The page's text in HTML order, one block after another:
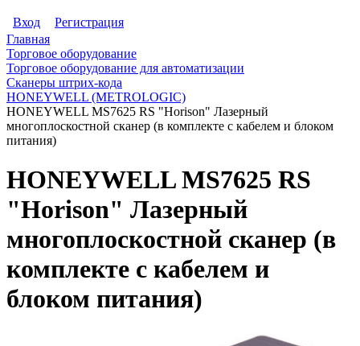
Вход
Регистрация
Главная
Торговое оборудование
Торговое оборудование для автоматизации
Сканеры штрих-кода
HONEYWELL (METROLOGIC)
HONEYWELL MS7625 RS "Horison" Лазерный
многоплоскостной сканер (в комплекте с кабелем и блоком
питания)
HONEYWELL MS7625 RS
"Horison" Лазерный
многоплоскостной сканер (в
комплекте с кабелем и
блоком питания)